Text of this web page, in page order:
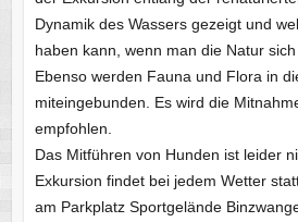
Dynamik des Wassers gezeigt und
haben kann, wenn man die Natur
Ebenso werden Fauna und Flora in
miteingebunden. Es wird die
empfohlen.
Das Mitführen von Hunden ist leider
Exkursion findet bei jedem Wetter
am Parkplatz Sportgelände